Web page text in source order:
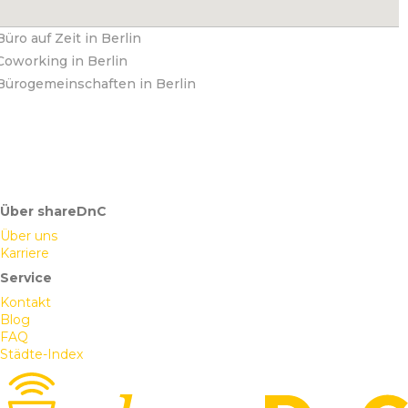
auf Zeit in Berlin
in Berlin
in Berlin
Über shareDnC
Über uns
Karriere
Service
Kontakt
Blog
FAQ
Städte-Index